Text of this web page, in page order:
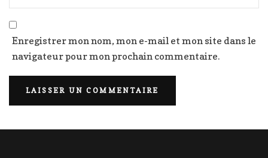
Enregistrer mon nom, mon e-mail et mon site dans le
navigateur pour mon prochain commentaire.